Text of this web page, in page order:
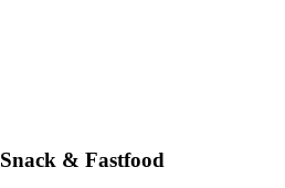
Snack & Fastfood